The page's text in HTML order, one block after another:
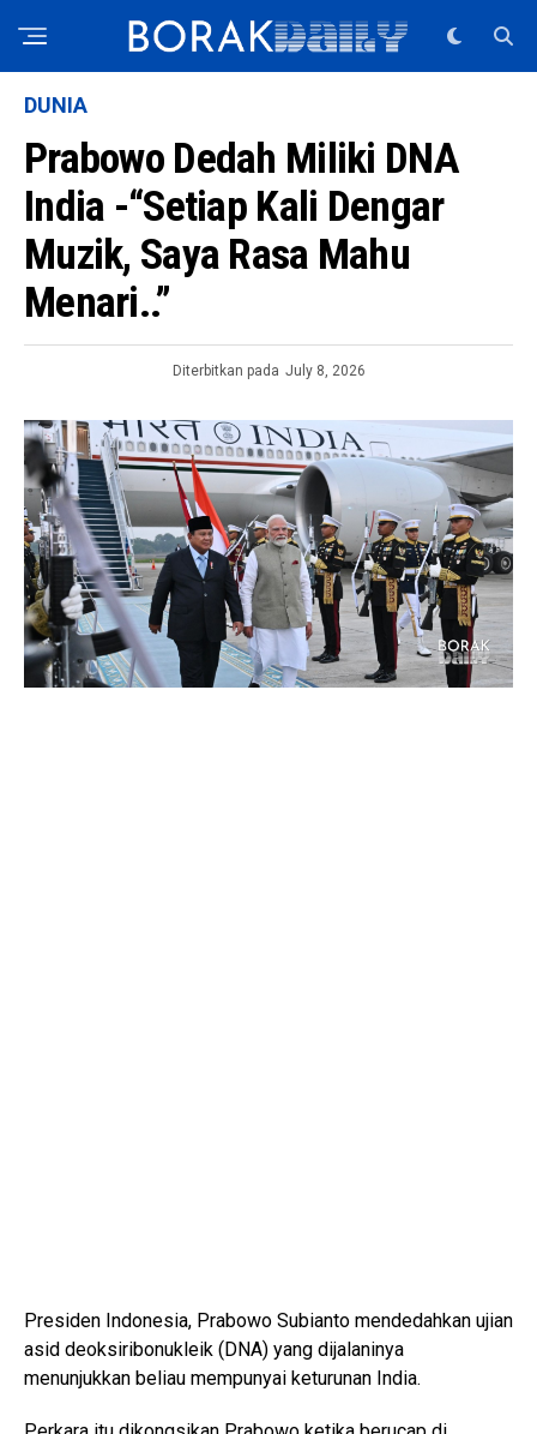
DUNIA
Prabowo Dedah Miliki DNA
India -“Setiap Kali Dengar
Muzik, Saya Rasa Mahu
Menari..”
Diterbitkan pada July 8, 2026
Presiden Indonesia, Prabowo Subianto mendedahkan ujian
asid deoksiribonukleik (DNA) yang dijalaninya
menunjukkan beliau mempunyai keturunan India.